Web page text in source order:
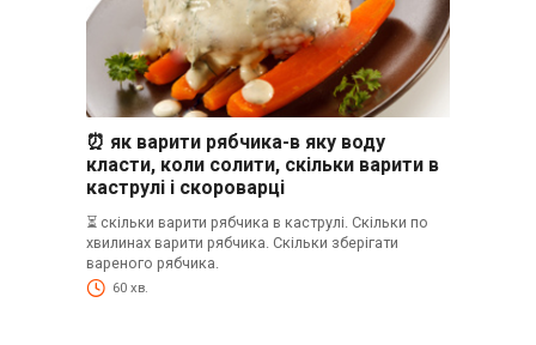
⏰ як варити рябчика-в яку воду
класти, коли солити, скільки варити в
каструлі і скороварці
⏳ скільки варити рябчика в каструлі. Скільки по
хвилинах варити рябчика. Скільки зберігати
вареного рябчика.
60 хв.